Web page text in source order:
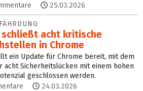
25.03.2026
acht kritische
in Chrome
ein Update für Chrome bereit, mit dem
acht Sicherheitslücken mit einem hohen
geschlossen werden.
24.03.2026